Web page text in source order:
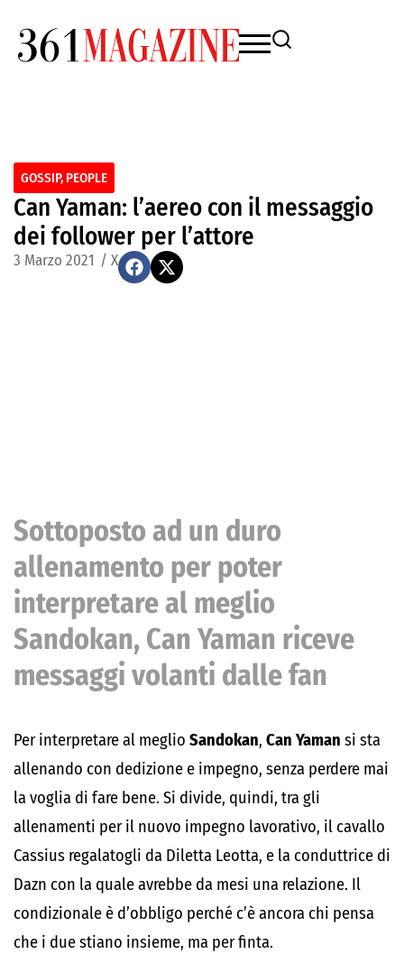
GOSSIP, PEOPLE
Can Yaman: l’aereo con il messaggio
dei follower per l’attore
3 Marzo 2021 / X
Sottoposto ad un duro
allenamento per poter
interpretare al meglio
Sandokan, Can Yaman riceve
messaggi volanti dalle fan
Per interpretare al meglio Sandokan, Can Yaman si sta
allenando con dedizione e impegno, senza perdere mai
la voglia di fare bene. Si divide, quindi, tra gli
allenamenti per il nuovo impegno lavorativo, il cavallo
Cassius regalatogli da Diletta Leotta, e la conduttrice di
Dazn con la quale avrebbe da mesi una relazione. Il
condizionale è d’obbligo perché c’è ancora chi pensa
che i due stiano insieme, ma per finta.